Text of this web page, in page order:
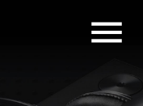
menu